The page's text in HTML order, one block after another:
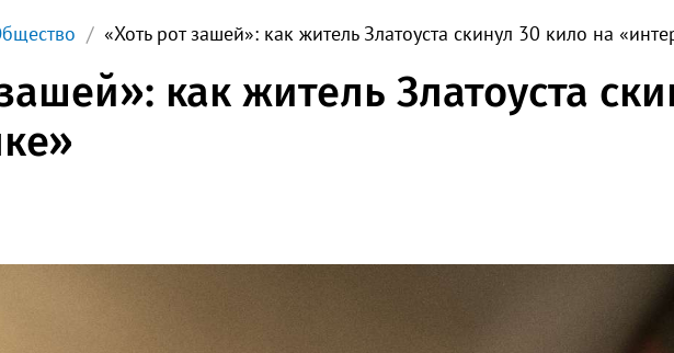
«Хоть рот зашей»: как житель Златоуста скинул 30 кило на
как житель Златоуста